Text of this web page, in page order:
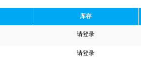
库存
请登录
请登录